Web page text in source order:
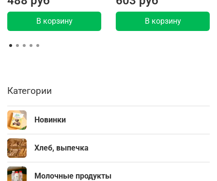
В корзину В корзину
Категории
Новинки
Хлеб, выпечка
Молочные продукты